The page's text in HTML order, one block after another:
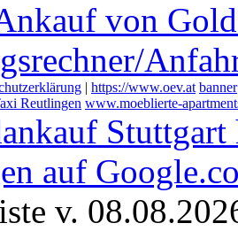
von
| https://www.oev.at banner
Reutlingen www.moeblierte-
Stuttgart
auf
v.